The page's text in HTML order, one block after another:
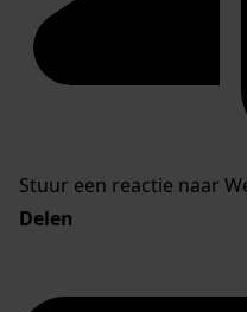
Stuur een reactie naar
Delen